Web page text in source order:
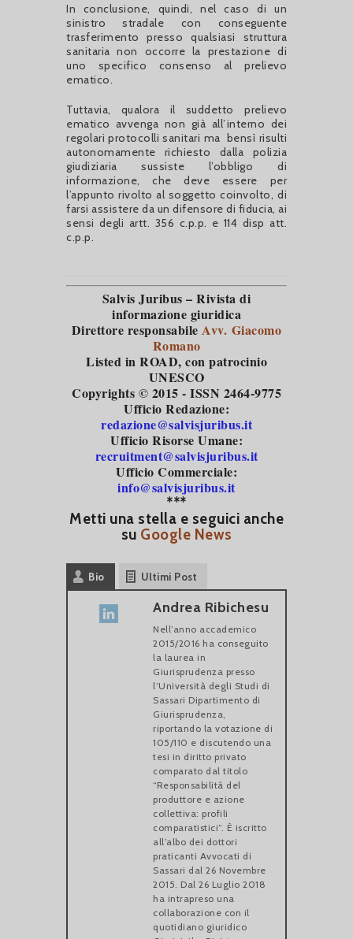
In conclusione, quindi, nel caso di un
sinistro stradale con conseguente
trasferimento presso qualsiasi struttura
sanitaria non occorre la prestazione di
uno specifico consenso al prelievo
ematico.
Tuttavia, qualora il suddetto prelievo
ematico avvenga non già all’interno dei
regolari protocolli sanitari ma bensì risulti
autonomamente richiesto dalla polizia
giudiziaria sussiste l’obbligo di
informazione, che deve essere per
l’appunto rivolto al soggetto coinvolto, di
farsi assistere da un difensore di fiducia, ai
sensi degli artt. 356 c.p.p. e 114 disp att.
c.p.p.
Salvis Juribus – Rivista di
informazione giuridica
Direttore responsabile Avv. Giacomo
Romano
Listed in ROAD, con patrocinio
UNESCO
Copyrights © 2015 - ISSN 2464-9775
Ufficio Redazione:
redazione@salvisjuribus.it
Ufficio Risorse Umane:
recruitment@salvisjuribus.it
Ufficio Commerciale:
info@salvisjuribus.it
***
Metti una stella e seguici anche
su Google News
Bio Ultimi Post
Andrea Ribichesu
Nell’anno accademico
2015/2016 ha conseguito
la laurea in
Giurisprudenza presso
l’Università degli Studi di
Sassari Dipartimento di
Giurisprudenza,
riportando la votazione di
105/110 e discutendo una
tesi in diritto privato
comparato dal titolo
“Responsabilità del
produttore e azione
collettiva: profili
comparatistici”. È iscritto
all’albo dei dottori
praticanti Avvocati di
Sassari dal 26 Novembre
2015. Dal 26 Luglio 2018
ha intrapreso una
collaborazione con il
quotidiano giuridico